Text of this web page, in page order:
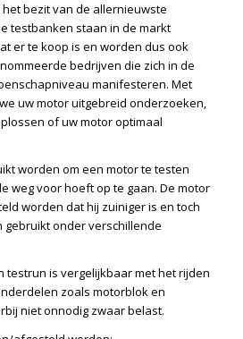
het bezit van de allernieuwste
testbanken staan in de markt
er te koop is en worden dus ook
bedrijven die zich in de
manifesteren. Met
uw motor uitgebreid onderzoeken,
of uw motor optimaal
worden om een motor te testen
weg voor hoeft op te gaan. De motor
worden dat hij zuiniger is en toch
gebruikt onder verschillende
testrun is vergelijkbaar met het rijden
zoals motorblok en
niet onnodig zwaar belast.